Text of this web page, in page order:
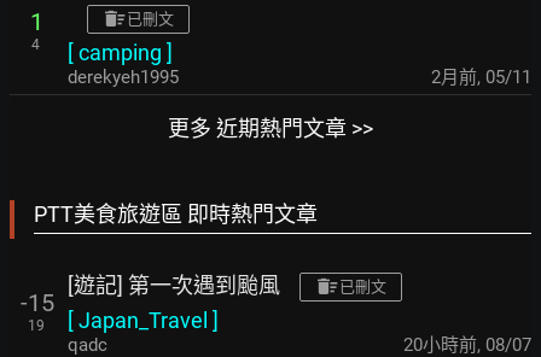
1
4
已刪文
[camping ]
derekyeh1995 2月前, 05/11
更多 近期熱門文章 >>
PTT美食旅遊區 即時熱門文章
-15
19
[遊記] 第一次遇到颱風 已刪文
[Japan_Travel ]
qadc 20小時前, 08/07